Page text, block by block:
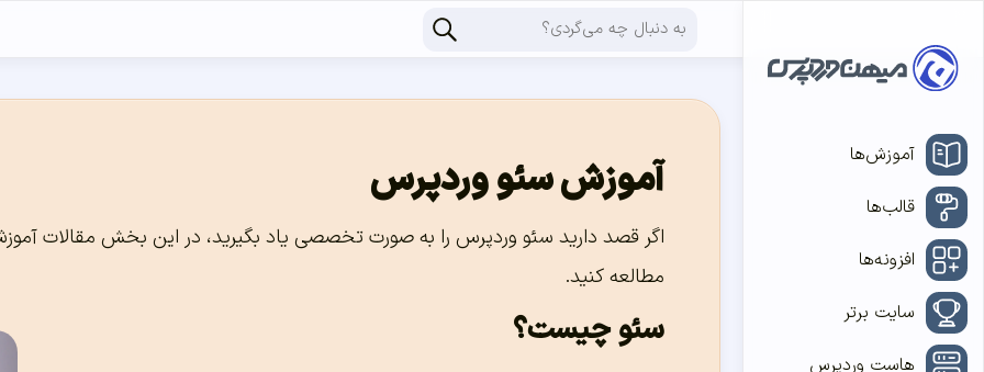
آموزش‌ها
قالب‌ها
افزونه‌ها
سایت برتر
هاست وردپرس
آموزش سئو وردپرس
مطالعه کنید.
سئو چیست؟